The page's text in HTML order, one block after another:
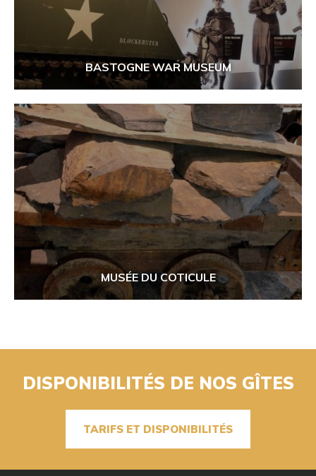
BASTOGNE WAR MUSEUM
MUSÉE DU COTICULE
DISPONIBILITÉS DE NOS GÎTES
TARIFS ET DISPONIBILITÉS